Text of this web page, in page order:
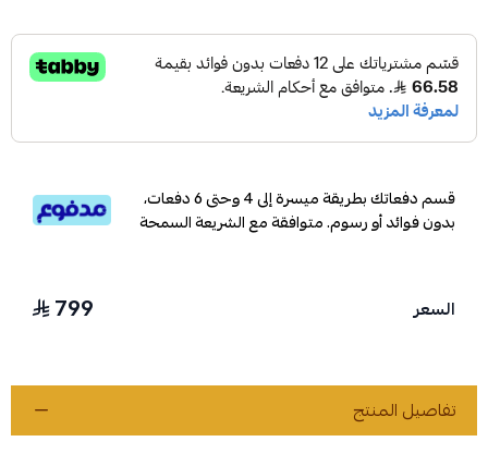
قسم دفعاتك بطريقة ميسرة إلى 4 وحتى 6 دفعات،
بدون فوائد أو رسوم. متوافقة مع الشريعة السمحة
السعر 799
تفاصيل المنتج